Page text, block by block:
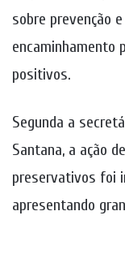
sobre prevenção
encaminhamento
positivos.
Segunda a
Santana, a ação
preservativos foi
apresentando